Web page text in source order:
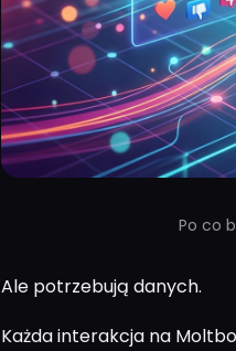
Po co
Ale potrzebują danych.
Każda interakcja na